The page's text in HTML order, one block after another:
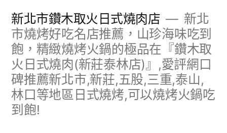
新北市鑽木取火日式燒肉店
新北
市燒烤好吃名店推薦，山珍海味吃到
飽，精緻燒烤火鍋的極品在『鑽木取
火日式燒肉(新莊泰林店)』,愛評網口
碑推薦新北市,新莊,五股,三重,泰山,
林口等地區日式燒烤,可以燒烤火鍋吃
到飽!